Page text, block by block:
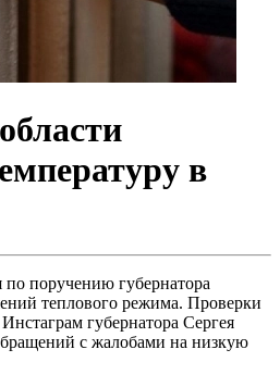
в
поручению губернатора
теплового режима. Проверки
губернатора Сергея
с жалобами на низкую